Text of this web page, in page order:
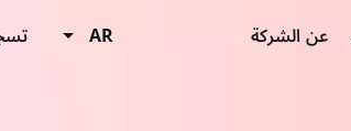
عن الشركة AR